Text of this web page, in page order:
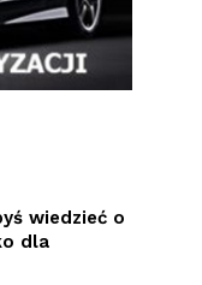
wiedzieć o
dla